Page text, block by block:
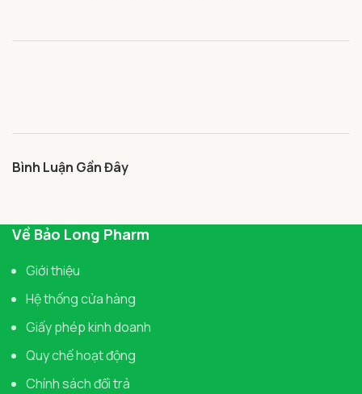
Bình Luận Gần Đây
Về Bảo Long Pharm
Giới thiệu
Hệ thống cửa hàng
Giấy phép kinh doanh
Quy chế hoạt động
Chính sách đổi trả